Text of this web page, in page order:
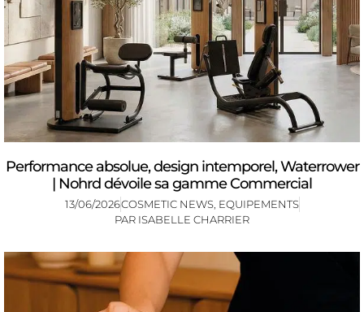
Performance absolue, design intemporel, Waterrower
| Nohrd dévoile sa gamme Commercial
13/06/2026COSMETIC NEWS, EQUIPEMENTS
PAR ISABELLE CHARRIER